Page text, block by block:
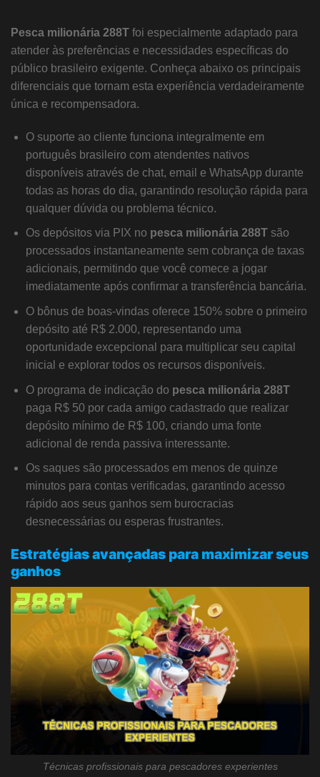
Pesca milionária 288T foi especialmente adaptado para
atender às preferências e necessidades específicas do
público brasileiro exigente. Conheça abaixo os principais
diferenciais que tornam esta experiência verdadeiramente
única e recompensadora.
O suporte ao cliente funciona integralmente em
português brasileiro com atendentes nativos
disponíveis através de chat, email e WhatsApp durante
todas as horas do dia, garantindo resolução rápida para
qualquer dúvida ou problema técnico.
Os depósitos via PIX no pesca milionária 288Tsão
processados instantaneamente sem cobrança de taxas
adicionais, permitindo que você comece a jogar
imediatamente após confirmar a transferência bancária.
O bônus de boas-vindas oferece 150% sobre o primeiro
depósito até R$ 2.000, representando uma
oportunidade excepcional para multiplicar seu capital
inicial e explorar todos os recursos disponíveis.
O programa de indicação do pesca milionária 288T
paga R$ 50 por cada amigo cadastrado que realizar
depósito mínimo de R$ 100, criando uma fonte
adicional de renda passiva interessante.
Os saques são processados em menos de quinze
minutos para contas verificadas, garantindo acesso
rápido aos seus ganhos sem burocracias
desnecessárias ou esperas frustrantes.
Estratégias avançadas para maximizar seus
ganhos
Técnicas profissionais para pescadores experientes